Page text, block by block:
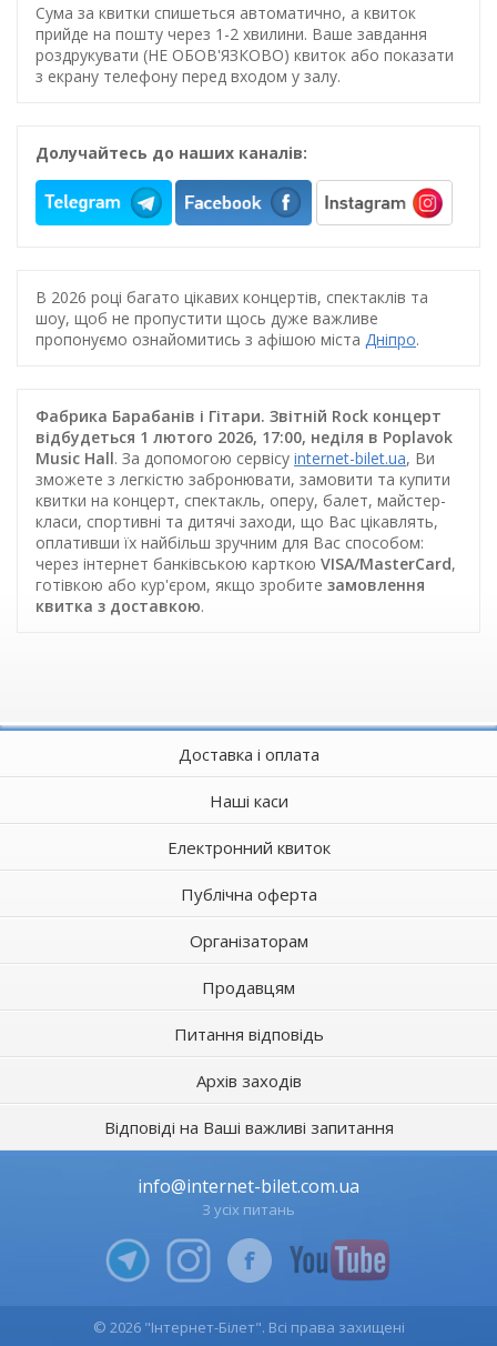
Сума за квитки спишеться автоматично, а квиток
прийде на пошту через 1-2 хвилини. Ваше завдання
роздрукувати (НЕ ОБОВ'ЯЗКОВО) квиток або показати
з екрану телефону перед входом у залу.
Долучайтесь до наших каналів:
В 2026 році багато цікавих концертів, спектаклів та
шоу, щоб не пропустити щось дуже важливе
пропонуємо ознайомитись з афішою міста Дніпро.
Фабрика Барабанів і Гітари. Звітній Rock концерт
відбудеться 1 лютого 2026, 17:00, неділя в Poplavok
Music Hall. За допомогою сервісу internet-bilet.ua, Ви
зможете з легкістю забронювати, замовити та купити
квитки на концерт, спектакль, оперу, балет, майстер-
класи, спортивні та дитячі заходи, що Вас цікавлять,
оплативши їх найбільш зручним для Вас способом:
через інтернет банківською карткою VISA/MasterCard,
готівкою або кур'єром, якщо зробите замовлення
квитка з доставкою.
Доставка і оплата
Наші каси
Електронний квиток
Публічна оферта
Організаторам
Продавцям
Питання відповідь
Архів заходів
Відповіді на Ваші важливі запитання
info@internet-bilet.com.ua
З усіх питань
© 2026 "Інтернет-Білет". Всі права захищені